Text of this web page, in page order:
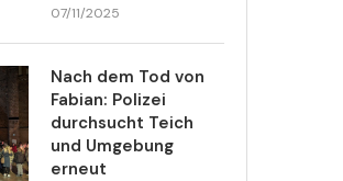
07/11/2025
Nach dem Tod von
Fabian: Polizei
durchsucht Teich
und Umgebung
erneut